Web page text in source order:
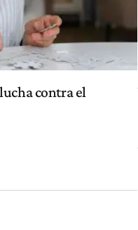
contra el